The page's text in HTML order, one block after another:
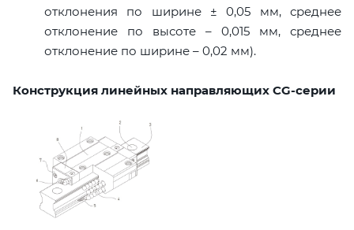
отклонения по ширине ± 0,05 мм, среднее
отклонение по высоте – 0,015 мм, среднее
отклонение по ширине – 0,02 мм).
Конструкция линейных направляющих CG-серии